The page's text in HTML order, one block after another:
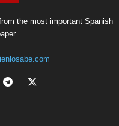
the most important Spanish